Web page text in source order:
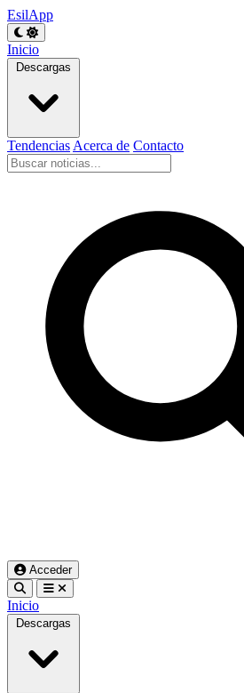
EsilApp
Inicio
Descargas
Tendencias Acerca de Contacto
Acceder
Inicio
Descargas